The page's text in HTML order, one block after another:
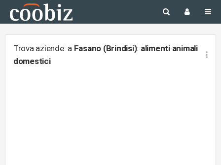
Trova aziende: a Fasano (Brindisi): alimenti animali
domestici